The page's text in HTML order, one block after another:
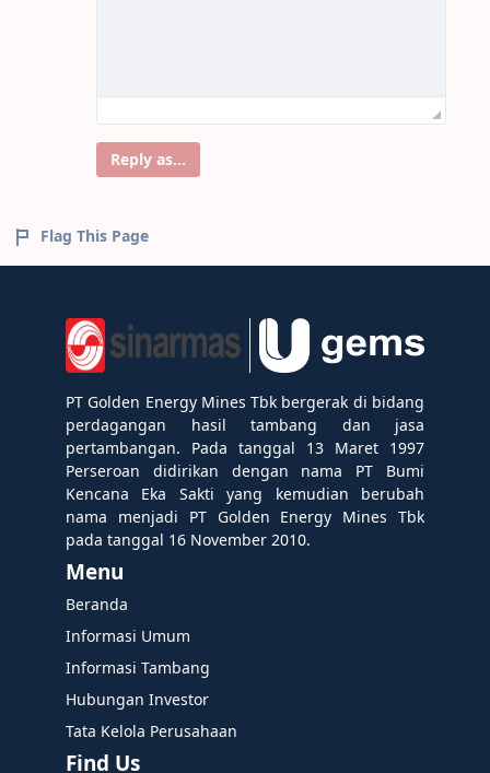
Reply as...
Flag This Page
PT Golden Energy Mines Tbk bergerak di bidang
perdagangan hasil tambang dan jasa
pertambangan. Pada tanggal 13 Maret 1997
Perseroan didirikan dengan nama PT Bumi
Kencana Eka Sakti yang kemudian berubah
nama menjadi PT Golden Energy Mines Tbk
pada tanggal 16 November 2010.
Menu
Beranda
Informasi Umum
Informasi Tambang
Hubungan Investor
Tata Kelola Perusahaan
Find Us